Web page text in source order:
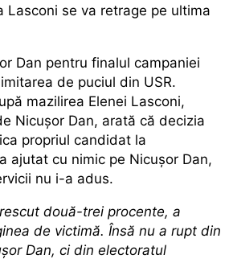
Lasconi se va retrage pe ultima
Dan pentru finalul campaniei
de puciul din USR.
mazilirea Elenei Lasconi,
Nicușor Dan, arată că decizia
propriul candidat la
ajutat cu nimic pe Nicușor Dan,
nu i-a adus.
două-trei procente, a
de victimă. Însă nu a rupt din
Dan, ci din electoratul